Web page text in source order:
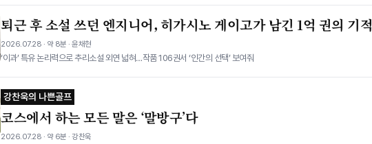
퇴근 후 소설 쓰던 엔지니어, 히가시노 게이고가 남긴 1억 권의 기적
2026.07.28 · 약 8분 · 윤채현
‘이과’ 특유 논리력으로 추리소설 외연 넓혀…작품 106권서 ‘인간의 선택’ 보여줘
강찬욱의 나쁜골프
코스에서 하는 모든 말은 ‘말방구’다
2026.07.28 · 약 6분 · 강찬욱